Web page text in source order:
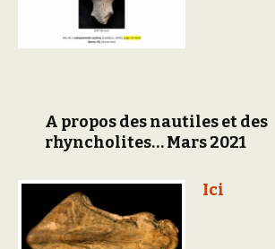
A propos des nautiles et des
rhyncholites… Mars 2021
Ici